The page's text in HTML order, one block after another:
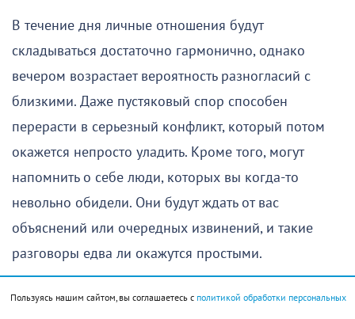
В течение дня личные отношения будут
складываться достаточно гармонично, однако
вечером возрастает вероятность разногласий с
близкими. Даже пустяковый спор способен
перерасти в серьезный конфликт, который потом
окажется непросто уладить. Кроме того, могут
напомнить о себе люди, которых вы когда-то
невольно обидели. Они будут ждать от вас
объяснений или очередных извинений, и такие
разговоры едва ли окажутся простыми.
Пользуясь нашим сайтом, вы соглашаетесь с политикой обработки персональных